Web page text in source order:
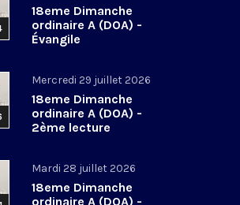
18eme Dimanche
ordinaire A (DOA) -
Évangile
Mercredi 29 juillet 2026
18eme Dimanche
ordinaire A (DOA) -
2ème lecture
Mardi 28 juillet 2026
18eme Dimanche
ordinaire A (DOA) -